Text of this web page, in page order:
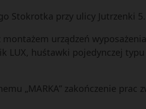
Stokrotka przy ulicy Jutrzenki 5.
montażem urządzeń
LUX, huśtawki pojedynczej
„MARKA” zakończenie prac